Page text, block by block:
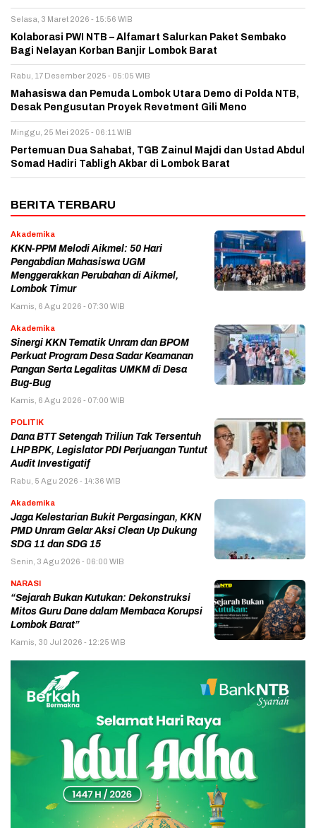
Selasa, 3 Maret 2026 - 15:56 WIB
Kolaborasi PWI NTB – Alfamart Salurkan Paket Sembako
Bagi Nelayan Korban Banjir Lombok Barat
Rabu, 17 Desember 2025 - 05:05 WIB
Mahasiswa dan Pemuda Lombok Utara Demo di Polda NTB,
Desak Pengusutan Proyek Revetment Gili Meno
Minggu, 25 Mei 2025 - 06:11 WIB
Pertemuan Dua Sahabat, TGB Zainul Majdi dan Ustad Abdul
Somad Hadiri Tabligh Akbar di Lombok Barat
BERITA TERBARU
Akademika
KKN-PPM Melodi Aikmel: 50 Hari
Pengabdian Mahasiswa UGM
Menggerakkan Perubahan di Aikmel,
Lombok Timur
Kamis, 6 Agu 2026 - 07:30 WIB
Akademika
Sinergi KKN Tematik Unram dan BPOM
Perkuat Program Desa Sadar Keamanan
Pangan Serta Legalitas UMKM di Desa
Bug-Bug
Kamis, 6 Agu 2026 - 07:00 WIB
POLITIK
Dana BTT Setengah Triliun Tak Tersentuh
LHP BPK, Legislator PDI Perjuangan Tuntut
Audit Investigatif
Rabu, 5 Agu 2026 - 14:36 WIB
Akademika
Jaga Kelestarian Bukit Pergasingan, KKN
PMD Unram Gelar Aksi Clean Up Dukung
SDG 11 dan SDG 15
Senin, 3 Agu 2026 - 06:00 WIB
NARASI
“Sejarah Bukan Kutukan: Dekonstruksi
Mitos Guru Dane dalam Membaca Korupsi
Lombok Barat”
Kamis, 30 Jul 2026 - 12:25 WIB